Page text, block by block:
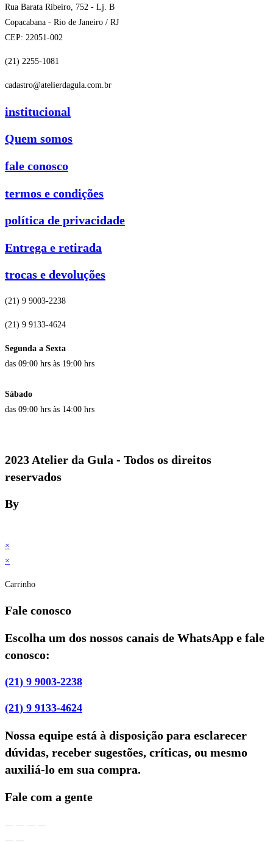
Rua Barata Ribeiro, 752 - Lj. B
Copacabana - Rio de Janeiro / RJ
CEP: 22051-002
(21) 2255-1081
cadastro@atelierdagula.com.br
institucional
Quem somos
fale conosco
termos e condições
política de privacidade
Entrega e retirada
trocas e devoluções
(21) 9 9003-2238
(21) 9 9133-4624
Segunda a Sexta
das 09:00 hrs às 19:00 hrs
Sábado
das 09:00 hrs às 14:00 hrs
2023 Atelier da Gula - Todos os direitos
reservados
By
×
×
Carrinho
Fale conosco
Escolha um dos nossos canais de WhatsApp e fale
conosco:
(21) 9 9003-2238
(21) 9 9133-4624
Nossa equipe está à disposição para esclarecer
dúvidas, receber sugestões, críticas, ou mesmo
auxiliá-lo em sua compra.
Fale com a gente